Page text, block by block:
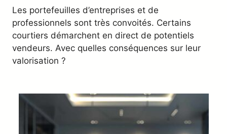
Les portefeuilles d’entreprises et de
professionnels sont très convoités. Certains
courtiers démarchent en direct de potentiels
vendeurs. Avec quelles conséquences sur leur
valorisation ?